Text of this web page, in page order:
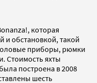
которая
и обстановкой, такой
приборы, рюмки
Стоимость яхты
построена в 2008
шесть